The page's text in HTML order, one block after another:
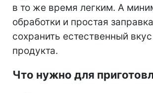
в то же время легким. А
обработки и простая
сохранить естественный
продукта.
Что нужно для